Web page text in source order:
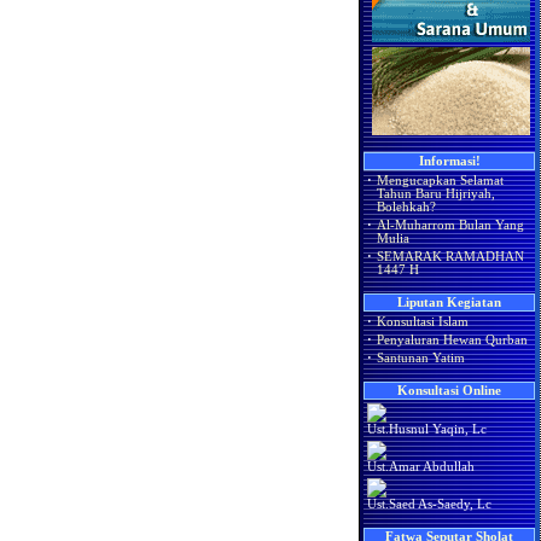
Informasi!
· Mengucapkan Selamat
Tahun Baru Hijriyah,
Bolehkah?
· Al-Muharrom Bulan Yang
Mulia
· SEMARAK RAMADHAN
1447 H
Liputan Kegiatan
· Konsultasi Islam
· Penyaluran Hewan Qurban
· Santunan Yatim
Konsultasi Online
Ust.Husnul Yaqin, Lc
Ust.Amar Abdullah
Ust.Saed As-Saedy, Lc
Fatwa Seputar Sholat